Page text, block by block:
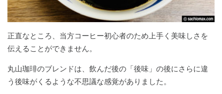
正直なところ、当方コーヒー初心者のため上手く美味しさを
伝えることができません。
丸山珈琲のブレンドは、飲んだ後の「後味」の後にさらに違
う後味がくるような不思議な感覚がありました。